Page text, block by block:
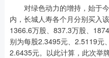
对绿色动力的增持，始于今
内，长城人寿各个月分别买入
1366.6万股、837.3万股、
别为每股2.3495元、2.5119元
2.6435元。以此计算，此次举